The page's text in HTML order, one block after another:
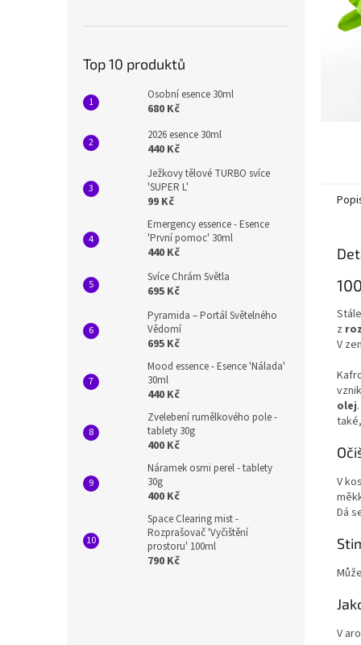
Top 10 produktů
Osobní esence 30ml
680 Kč
2026 esence 30ml
440 Kč
Ježkovy tělové TURBO svíce
'SUPER L'
99 Kč
Emergency essence - Esence
'První pomoc' 30ml
440 Kč
Svíce Chrám Světla
695 Kč
Pyramida – Portál Světelného
Vědomí
695 Kč
Mood essence - Esence 'Nálada'
30ml
440 Kč
Zvelebení rumělkového pole -
tablety 30g
400 Kč
Náramek osmi perel - tablety
30g
400 Kč
Space Clearing mist -
Rozprašovač 'Vyčištění
prostoru' 100ml
790 Kč
z
V
olej
V
Dá
V